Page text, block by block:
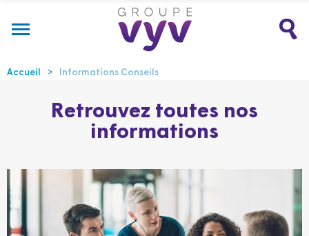
Accueil Informations Conseils
Retrouvez toutes nos
informations